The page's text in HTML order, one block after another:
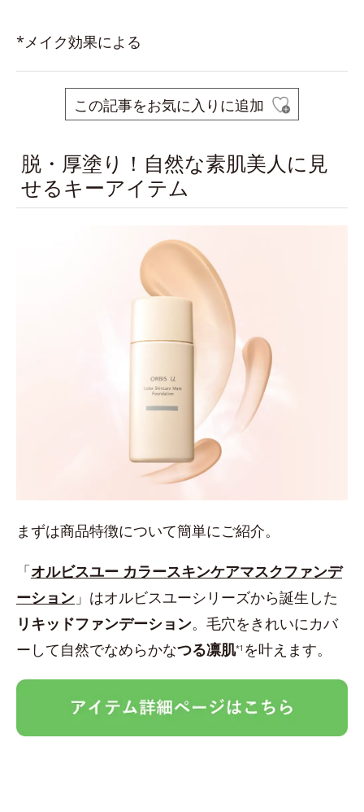
*メイク効果による
この記事をお気に入りに追加
脱・厚塗り！自然な素肌美人に見
せるキーアイテム
まずは商品特徴について簡単にご紹介。
「オルビスユー カラースキンケアマスクファンデ
ーション 」はオルビスユーシリーズから誕生した
リキッドファンデーション。毛穴をきれいにカバ
ーして自然でなめらかなつる凛肌*1 を叶えます。